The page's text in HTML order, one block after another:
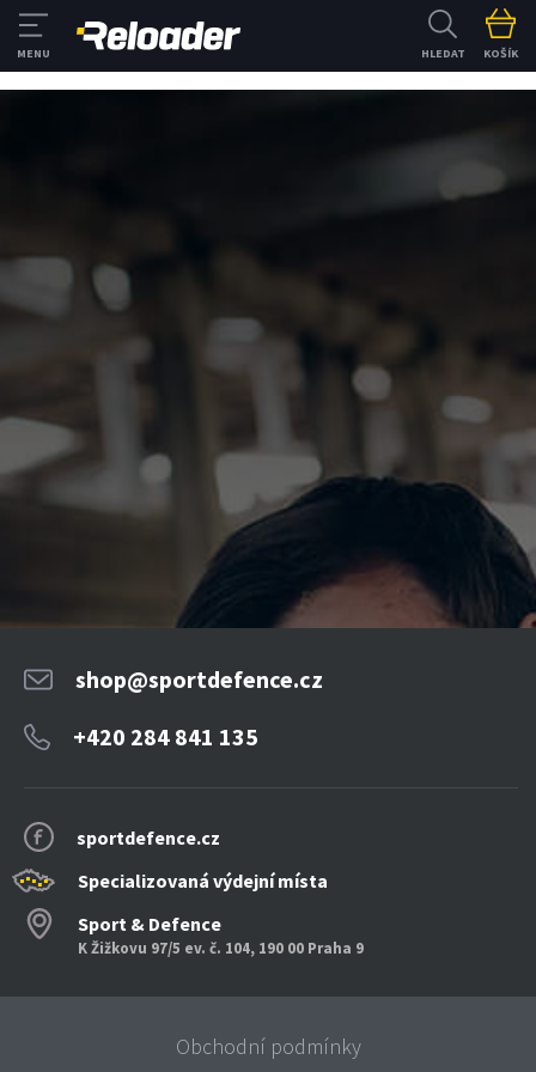
HLEDAT KOŠÍK
sportdefence.cz
Specializovaná výdejní místa
Sport & Defence
K Žižkovu 97/5 ev. č. 104, 190 00 Praha 9
shop@sportdefence.cz
+420 284 841 135
Obchodní podmínky